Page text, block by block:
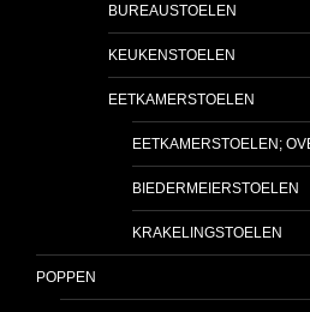
BUREAUSTOELEN
KEUKENSTOELEN
EETKAMERSTOELEN
EETKAMERSTOELEN;
BIEDERMEIERSTOELEN
KRAKELINGSTOELEN
POPPEN